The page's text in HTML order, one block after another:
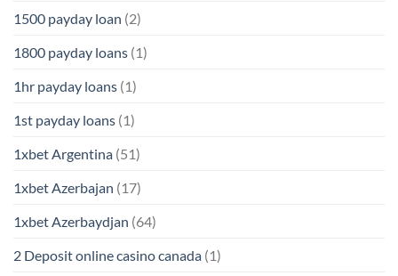
1500 payday loan (2)
1800 payday loans (1)
1hr payday loans (1)
1st payday loans (1)
1xbet Argentina (51)
1xbet Azerbajan (17)
1xbet Azerbaydjan (64)
2 Deposit online casino canada (1)